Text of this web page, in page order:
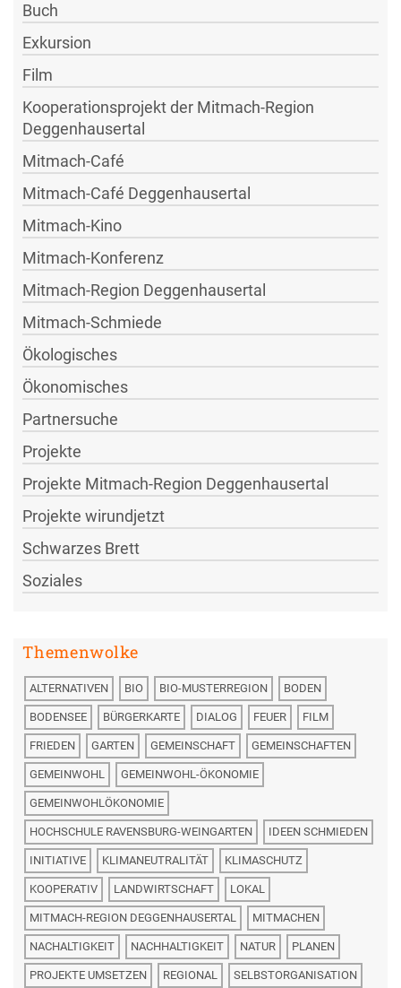
Buch
Exkursion
Film
Kooperationsprojekt der Mitmach-Region
Deggenhausertal
Mitmach-Café
Mitmach-Café Deggenhausertal
Mitmach-Kino
Mitmach-Konferenz
Mitmach-Region Deggenhausertal
Mitmach-Schmiede
Ökologisches
Ökonomisches
Partnersuche
Projekte
Projekte Mitmach-Region Deggenhausertal
Projekte wirundjetzt
Schwarzes Brett
Soziales
Themenwolke
ALTERNATIVEN BIO BIO-MUSTERREGION BODEN
BODENSEE BÜRGERKARTE DIALOG FEUER FILM
FRIEDEN GARTEN GEMEINSCHAFT GEMEINSCHAFTEN
GEMEINWOHL GEMEINWOHL-ÖKONOMIE
GEMEINWOHLÖKONOMIE
HOCHSCHULE RAVENSBURG-WEINGARTEN IDEEN SCHMIEDEN
INITIATIVE KLIMANEUTRALITÄT KLIMASCHUTZ
KOOPERATIV LANDWIRTSCHAFT LOKAL
MITMACH-REGION DEGGENHAUSERTAL MITMACHEN
NACHALTIGKEIT NACHHALTIGKEIT NATUR PLANEN
PROJEKTE UMSETZEN REGIONAL SELBSTORGANISATION